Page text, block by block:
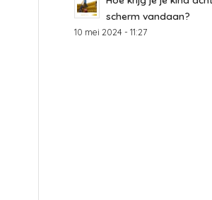
scherm vandaan?
10 mei 2024 - 11:27